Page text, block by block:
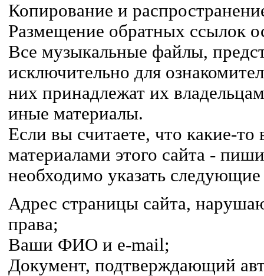
Копирование и
Размещение обратных ссылок
Все музыкальные файлы,
исключительно для
них принадлежат их
иные материалы.
Если вы считаете, что какие-
материалами этого сайта -
необходимо указать
Адрес страницы сайта,
права;
Ваши ФИО и e-mail;
Документ, подтверждающий